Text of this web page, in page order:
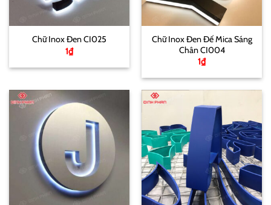
Chữ Inox Đen CI025
1₫
Chữ Inox Đen Đế Mica Sáng
Chân CI004
1₫